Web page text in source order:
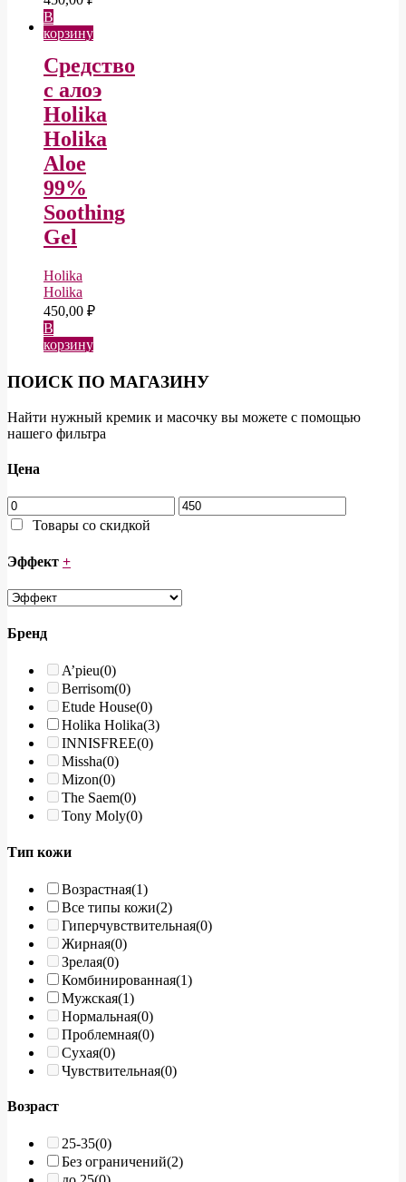
В
корзину
Средство
с алоэ
Holika
Holika
Aloe
99%
Soothing
Gel
Holika
Holika
450,00 ₽
В
корзину
ПОИСК ПО МАГАЗИНУ
Найти нужный кремик и масочку вы можете с помощью
нашего фильтра
Цена
Товары со скидкой
Эффект +
Бренд
A’pieu(0)
Berrisom(0)
Etude House(0)
Holika Holika(3)
INNISFREE(0)
Missha(0)
Mizon(0)
The Saem(0)
Tony Moly(0)
Тип кожи
Возрастная(1)
Все типы кожи(2)
Гиперчувствительная(0)
Жирная(0)
Зрелая(0)
Комбинированная(1)
Мужская(1)
Нормальная(0)
Проблемная(0)
Сухая(0)
Чувствительная(0)
Возраст
25-35(0)
Без ограничений(2)